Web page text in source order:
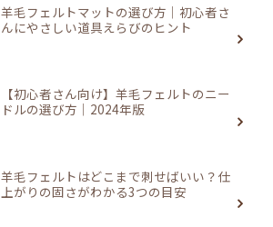
羊毛フェルトマットの選び方｜初心者さ
んにやさしい道具えらびのヒント
【初心者さん向け】羊毛フェルトのニー
ドルの選び方｜2024年版
羊毛フェルトはどこまで刺せばいい？仕
上がりの固さがわかる3つの目安